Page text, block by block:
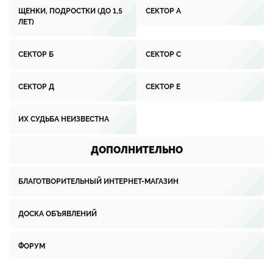
ЩЕНКИ, ПОДРОСТКИ (ДО 1,5
ЛЕТ)
СЕКТОР А
СЕКТОР Б СЕКТОР С
СЕКТОР Д СЕКТОР Е
ИХ СУДЬБА НЕИЗВЕСТНА
ДОПОЛНИТЕЛЬНО
БЛАГОТВОРИТЕЛЬНЫЙ ИНТЕРНЕТ-МАГАЗИН
ДОСКА ОБЪЯВЛЕНИЙ
ФОРУМ